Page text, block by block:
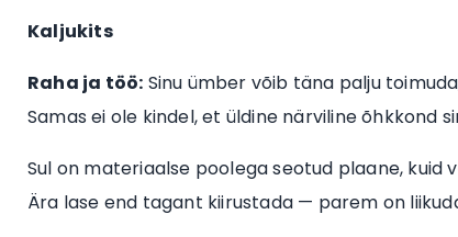
Kaljukits
Raha ja töö: Sinu ümber võib täna palju
Samas ei ole kindel, et üldine närviline õhkkond
Sul on materiaalse poolega seotud plaane, kuid
Ära lase end tagant kiirustada — parem on